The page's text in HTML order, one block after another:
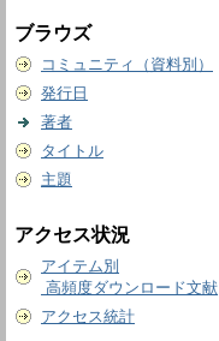
ブラウズ
コミュニティ（資料別）
発行日
著者
タイトル
主題
アクセス状況
アイテム別
高頻度ダウンロード文献
アクセス統計